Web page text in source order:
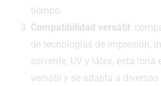
tiempo.
Compatibilidad versátil:
de tecnologías de impresión,
solvente, UV y látex, esta lona
versátil y se adapta a